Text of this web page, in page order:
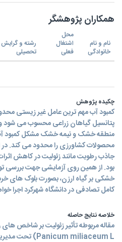
همکاران پژوهشگر
نام و نام
خانوادگی
محل
اشتغال
فعلی
رشته و گرایش
تحصیلی
چکیده پژوهش
کمبود آب مهم ترین عامل غیر زیستی
پتانسیل گیاهان زراعی محسوب می شود و
منطقه خشک و نیمه خشک مشکل کمبود آب
محصولات کشاورزی را محدود می کند. در
جاذب رطوبت مانند زئولیت در کاهش
بود. از همین روی آزمایشی جهت بررسی
خشکی بر گیاه ارزن، بصورت بلوک های
کامل تصادفی در دانشگاه شهرکرد اجرا
خلاصه نتایج حاصله
مقاله مربوطه تأثیر زئولیت بر شاخص
Panicum miliaceum L) تحت مدیریت کم آبیاری